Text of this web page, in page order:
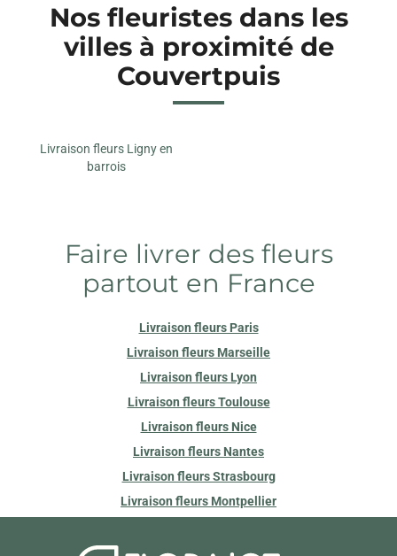
Nos fleuristes dans les
villes à proximité de
Couvertpuis
Livraison fleurs Ligny en
barrois
Faire livrer des fleurs
partout en France
Livraison fleurs Paris
Livraison fleurs Marseille
Livraison fleurs Lyon
Livraison fleurs Toulouse
Livraison fleurs Nice
Livraison fleurs Nantes
Livraison fleurs Strasbourg
Livraison fleurs Montpellier